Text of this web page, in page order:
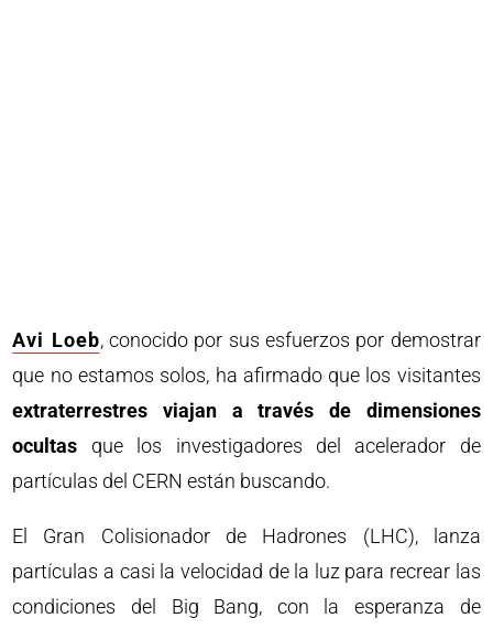
Avi Loeb, conocido por sus esfuerzos por demostrar
que no estamos solos, ha afirmado que los visitantes
extraterrestres viajan a través de dimensiones
ocultas que los investigadores del acelerador de
partículas del CERN están buscando.
El Gran Colisionador de Hadrones (LHC), lanza
partículas a casi la velocidad de la luz para recrear las
condiciones del Big Bang, con la esperanza de